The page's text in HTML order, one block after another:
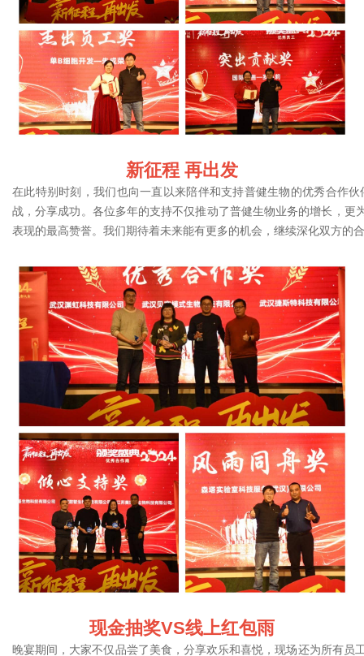
新征程 再出发
在此特别时刻，我们也向一直以来陪伴和支持普健生物的优秀合作
战，分享成功。各位多年的支持不仅推动了普健生物业务的增长，
表现的最高赞誉。我们期待着未来能有更多的机会，继续深化双方的
现金抽奖VS线上红包雨
晚宴期间，大家不仅品尝了美食，分享欢乐和喜悦，现场还为所有